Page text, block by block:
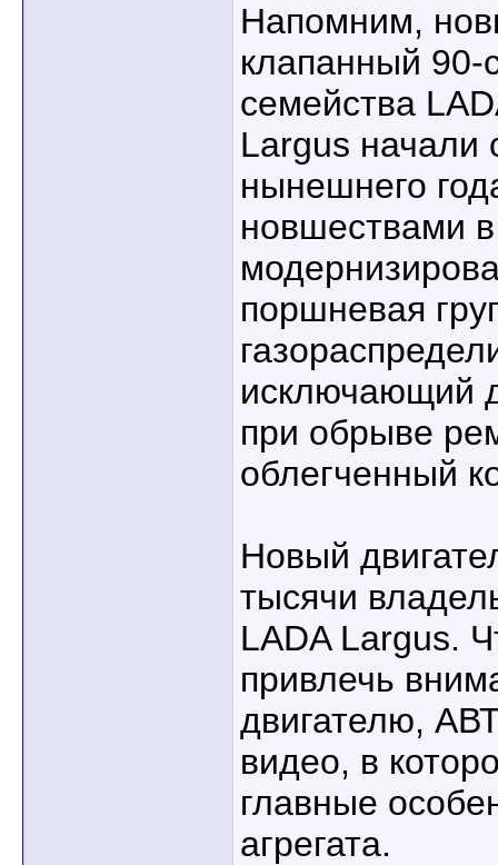
Напомним,
клапанный 90-
семейства
Largus начали
нынешнего
новшествами
поршневая
исключающий
при обрыве
облегченный
Новый
тысячи
LADA Largus.
привлечь
двигателю,
видео, в
главные
агрегата.